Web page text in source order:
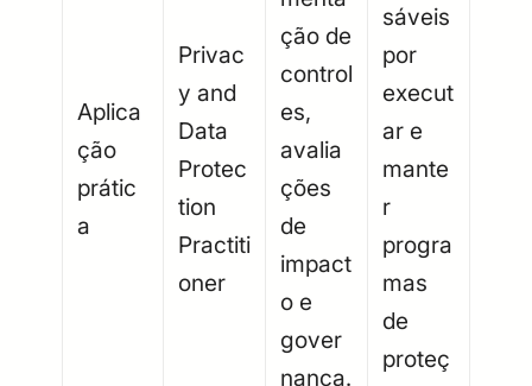
Aplica
ção
prátic
a
Privac
y and
Data
Protec
tion
Practiti
oner
ção de
control
es,
avalia
ções
de
impact
o e
gover
nança.
sáveis
por
execut
ar e
mante
r
progra
mas
de
proteç